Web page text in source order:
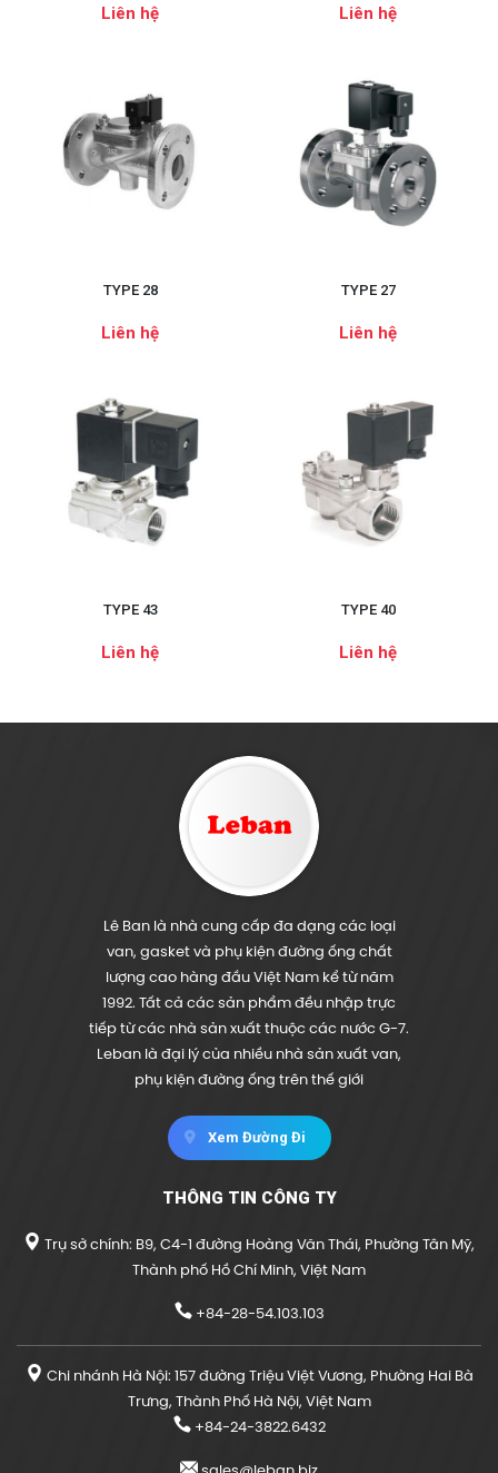
Liên hệ Liên hệ
TYPE 28
Liên hệ
TYPE 27
Liên hệ
TYPE 43
Liên hệ
TYPE 40
Liên hệ
Lê Ban là nhà cung cấp đa dạng các loại
van, gasket và phụ kiện đường ống chất
lượng cao hàng đầu Việt Nam kể từ năm
1992. Tất cả các sản phẩm đều nhập trực
tiếp từ các nhà sản xuất thuộc các nước G-7.
Leban là đại lý của nhiều nhà sản xuất van,
phụ kiện đường ống trên thế giới
Xem Đường Đi
THÔNG TIN CÔNG TY
Trụ sở chính: B9, C4-1 đường Hoàng Văn Thái, Phường Tân Mỹ,
Thành phố Hồ Chí Minh, Việt Nam
+84-28-54.103.103
Chi nhánh Hà Nội: 157 đường Triệu Việt Vương, Phường Hai Bà
Trưng, Thành Phố Hà Nội, Việt Nam
+84-24-3822.6432